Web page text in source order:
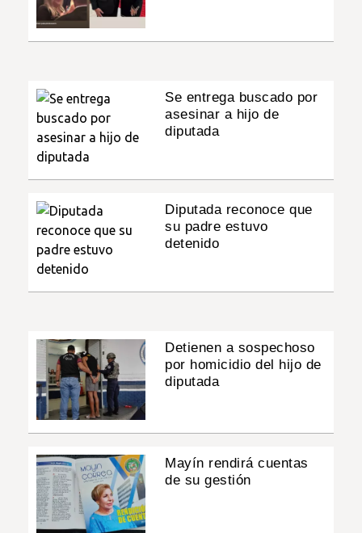
Se entrega buscado por
asesinar a hijo de
diputada
Diputada reconoce que
su padre estuvo
detenido
Detienen a sospechoso
por homicidio del hijo de
diputada
Mayín rendirá cuentas
de su gestión